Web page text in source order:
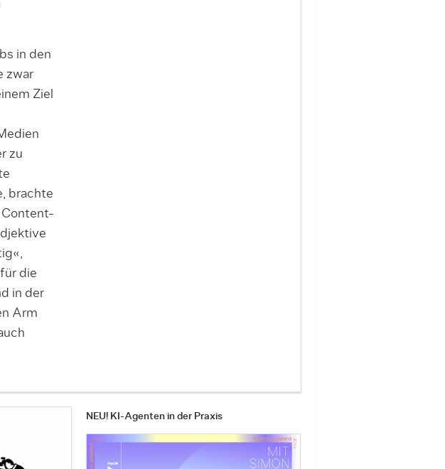
in den
zwar
Ziel
zu
brachte
die
in der
Arm
NEU! KI-Agenten in der Praxis